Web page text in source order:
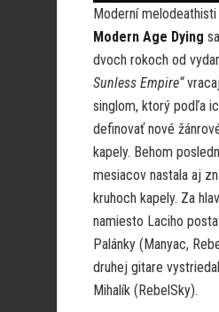
Moderní
Modern Age Dying
dvoch rokoch od
Sunless Empire“
singlom, ktorý podľa
definovať nové
kapely. Behom
mesiacov nastala aj
kruhoch kapely. Za
namiesto Laciho
Palánky (Manyac,
druhej gitare
Mihalík (RebelSky).